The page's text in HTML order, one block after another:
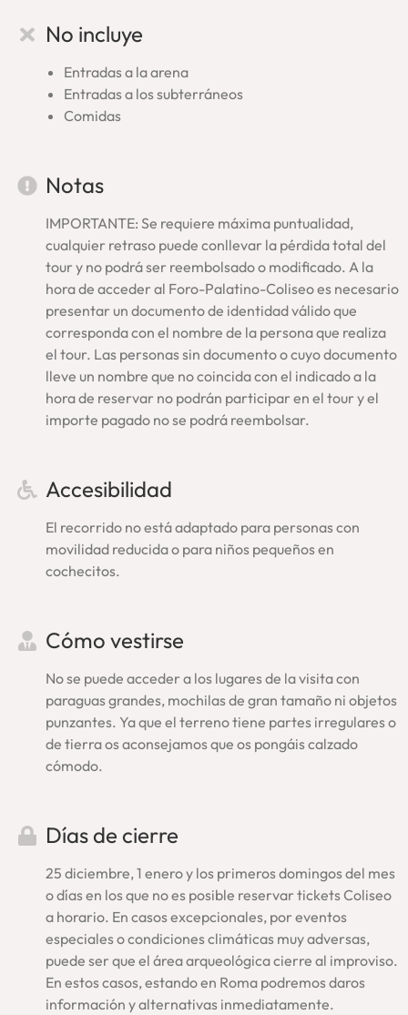
Palatino
centro de las instituciones de Roma. Luego, subiremos hasta
la colina delPalatinoque alojó los palacios imperiales y en
donde nació la ciudad. En estos lugares del corazón de la
Por último, visitaremos el
interiorcaminaremos al borde dela arena, no sobre la
parte reconstruida en madera, asomándonos para
contemplar los espacios subterráneos que estaban debajo
de ella. De esta forma, observaremos de cerca los
entramados que hacían posible los grandiosos y terribles
espectáculos.
Nuestro tour en el Coliseo Romano te hará revivir los ‘juegos’
que tenían lugar en esta maravilla del mundo antiguo: el
Anfiteatro Flavio.
Coliseo y Foro Romano:
Tras la reserva y pago recibirás inmediatamente la
confirmación del tour. A continuación, sin tener que esperar,
te enviaremos también el voucher con todos los detalles:
por favor, revisa tu carpeta de ‘correo no deseado’ o
visita guiada Coliseo Roma, una experiencia amena,
completa, especial.
Ahorra y enriquece tu
Visita Roma por completo
Vaticano y Coliseo . Podrás hacer ambas visitas en días
distintos para tu mayor comodidad. Se trata de una oferta
especialcon entradas incluidas en los Museos Vaticanos, el
Coliseo, el Foro Romano y el Palatino. Los tours se realizan,
además, en grupos reducidos y con una guía especializada
en español. Calidad sin intermediarios y cancelación
gratuita.
No incluye
Entradas a la arena
Entradas a los subterráneos
Comidas
Notas
IMPORTANTE: Se requiere máxima puntualidad,
cualquier retraso puede conllevar la pérdida total del
tour y no podrá ser reembolsado o modificado. A la
hora de acceder al Foro-Palatino-Coliseo es necesario
presentar un documento de identidad válido que
corresponda con el nombre de la persona que realiza
el tour. Las personas sin documento o cuyo documento
lleve un nombre que no coincida con el indicado a la
hora de reservar no podrán participar en el tour y el
importe pagado no se podrá reembolsar.
Accesibilidad
El recorrido no está adaptado para personas con
movilidad reducida o para niños pequeños en
cochecitos.
Cómo vestirse
No se puede acceder a los lugares de la visita con
paraguas grandes, mochilas de gran tamaño ni objetos
punzantes. Ya que el terreno tiene partes irregulares o
de tierra os aconsejamos que os pongáis calzado
cómodo.
Días de cierre
25 diciembre, 1 enero y los primeros domingos del mes
o días en los que no es posible reservar tickets Coliseo
a horario. En casos excepcionales, por eventos
especiales o condiciones climáticas muy adversas,
puede ser que el área arqueológica cierre al improviso.
En estos casos, estando en Roma podremos daros
información y alternativas inmediatamente.